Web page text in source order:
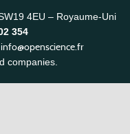
4EU – Royaume-Uni
354
info@openscience.fr
companies.